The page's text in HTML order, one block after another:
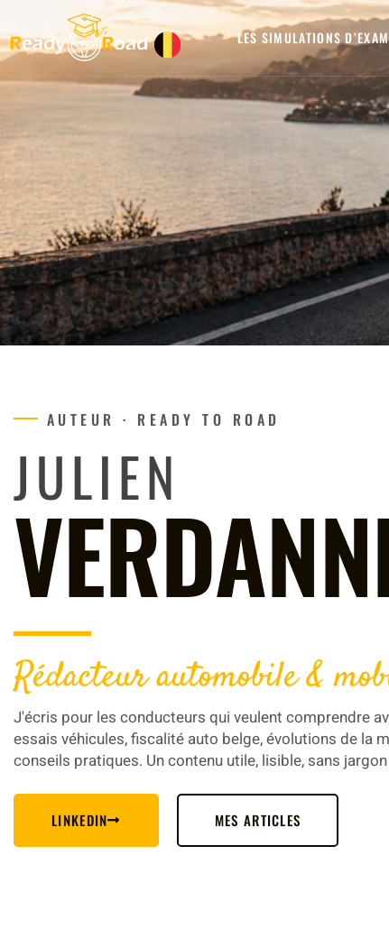
LES SIMULATIONS
AUTEUR · READY TO ROAD
JULIEN
Rédacteur automobile &
J'écris pour les conducteurs qui veulent comprendre
essais véhicules, fiscalité auto belge, évolutions de la
conseils pratiques. Un contenu utile, lisible, sans
LINKEDIN MES ARTICLES